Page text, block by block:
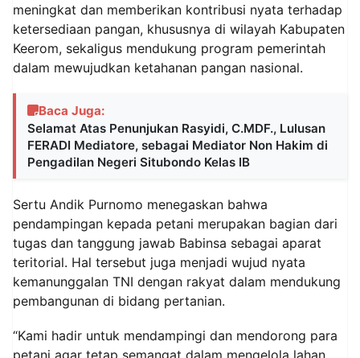
meningkat dan memberikan kontribusi nyata terhadap
ketersediaan pangan, khususnya di wilayah Kabupaten
Keerom, sekaligus mendukung program pemerintah
dalam mewujudkan ketahanan pangan nasional.
Baca Juga:
Selamat Atas Penunjukan Rasyidi, C.MDF., Lulusan
FERADI Mediatore, sebagai Mediator Non Hakim di
Pengadilan Negeri Situbondo Kelas IB
Sertu Andik Purnomo menegaskan bahwa
pendampingan kepada petani merupakan bagian dari
tugas dan tanggung jawab Babinsa sebagai aparat
teritorial. Hal tersebut juga menjadi wujud nyata
kemanunggalan TNI dengan rakyat dalam mendukung
pembangunan di bidang pertanian.
“Kami hadir untuk mendampingi dan mendorong para